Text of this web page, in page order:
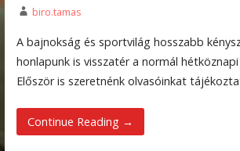
biro.tamas
A bajnokság és sportvilág hosszabb
honlapunk is visszatér a normál hétköznapi
Először is szeretnénk olvasóinkat
Continue Reading →